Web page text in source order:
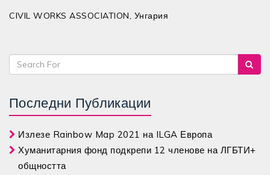
CIVIL WORKS ASSOCIATION, Унгария
Последни Публикации
Излезе Rainbow Map 2021 на ILGA Европа
Хуманитарния фонд подкрепи 12 членове на ЛГБТИ+
общността